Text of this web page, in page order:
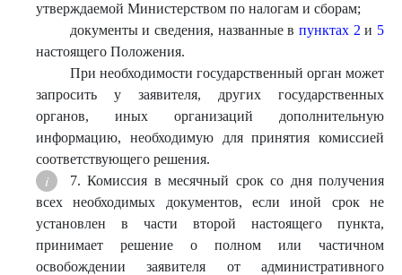
утверждаемой Министерством по налогам и сборам;
документы и сведения, названные впунктах 2 и 5
настоящего Положения.
При необходимости государственный орган может
запросить у заявителя, других государственных
органов, иных организаций дополнительную
информацию, необходимую для принятия комиссией
соответствующего решения.
7. Комиссия в месячный срок со дня получения
всех необходимых документов, если иной срок не
установлен в части второй настоящего пункта,
принимает решение о полном или частичном
освобождении заявителя от административного